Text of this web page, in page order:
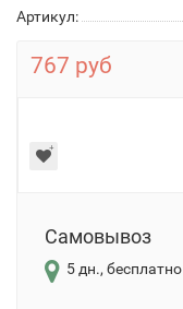
Артикул:
767 руб
Самовывоз
5 дн., бесплатно